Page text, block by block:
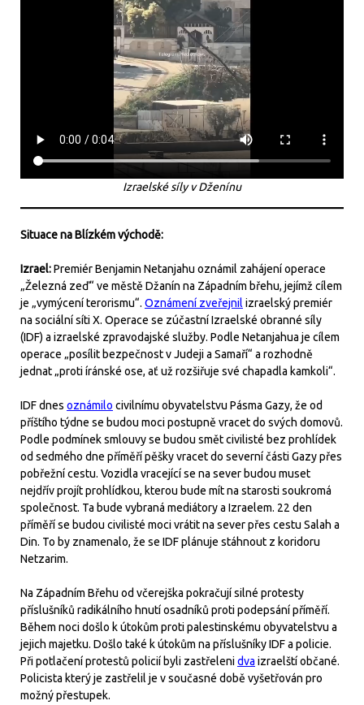
Izraelské síly v Dženínu
Situace na Blízkém východě:
Izrael:Premiér Benjamin Netanjahu oznámil zahájení operace
„Železná zeď“ ve městě Džanín na Západním břehu, jejímž cílem
je „vymýcení terorismu“. Oznámení zveřejnil izraelský premiér
na sociální síti X. Operace se zúčastní Izraelské obranné síly
(IDF) a izraelské zpravodajské služby. Podle Netanjahua je cílem
operace „posílit bezpečnost v Judeji a Samaří“ a rozhodně
jednat „proti íránské ose, ať už rozšiřuje své chapadla kamkoli“.
IDF dnes oznámilo civilnímu obyvatelstvu Pásma Gazy, že od
příštího týdne se budou moci postupně vracet do svých domovů.
Podle podmínek smlouvy se budou smět civilisté bez prohlídek
od sedmého dne příměří pěšky vracet do severní části Gazy přes
pobřežní cestu. Vozidla vracející se na sever budou muset
nejdřív projít prohlídkou, kterou bude mít na starosti soukromá
společnost. Ta bude vybraná mediátory a Izraelem. 22 den
příměří se budou civilisté moci vrátit na sever přes cestu Salah a
Din. To by znamenalo, že se IDF plánuje stáhnout z koridoru
Netzarim.
Na Západním Břehu od včerejška pokračují silné protesty
příslušníků radikálního hnutí osadníků proti podepsání příměří.
Během noci došlo k útokům proti palestinskému obyvatelstvu a
jejich majetku. Došlo také k útokům na příslušníky IDF a policie.
Při potlačení protestů policií byli zastřelenidva izraelští občané.
Policista který je zastřelil je v současné době vyšetřován pro
možný přestupek.